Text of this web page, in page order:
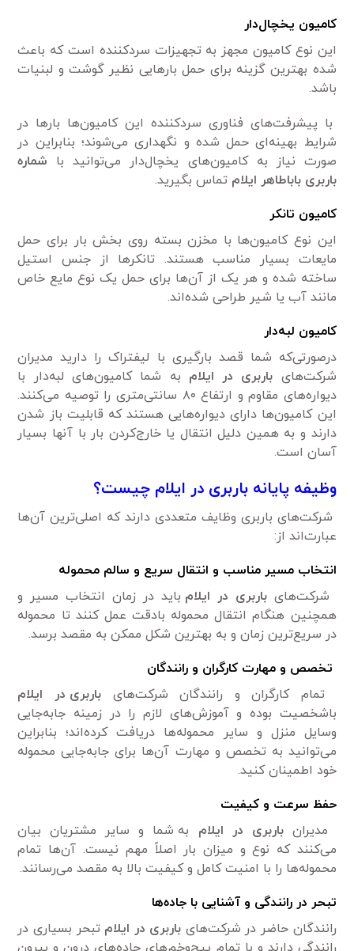
کامیون یخچال‌دار
این نوع کامیون مجهز به تجهیزات سردکننده است که باعث
شده‌ بهترین گزینه برای حمل بارهایی نظیر گوشت و لبنیات
باشد.
با پیشرفت‌های فناوری سردکننده این کامیون‌ها بارها در
شرایط بهینه‌ای حمل شده و نگهداری می‌شوند؛ بنابراین در
صورت نیاز به کامیون‌های یخچال‌دار می‌توانید با شماره
باربری باباطاهر ایلام تماس بگیرید.
کامیون تانکر
این نوع کامیون‌ها با مخزن بسته روی بخش بار برای حمل
مایعات بسیار مناسب هستند. تانکر‌ها از جنس استیل
ساخته شده‌ و هر یک از آن‌ها برای حمل یک نوع مایع خاص
مانند آب یا شیر طراحی شده‌اند.
کامیون لبه‌دار
درصورتی‌که شما قصد بارگیری با لیفتراک را دارید مدیران
شرکت‌های باربری در ایلام به شما کامیون‌های لبه‌دار با
دیواره‌های مقاوم و ارتفاع ۸۰ سانتی‌متری را توصیه می‌کنند.
این کامیون‌ها دارای دیواره‌هایی هستند که قابلیت باز شدن
دارند و به همین دلیل انتقال یا خارج‌کردن بار با آنها بسیار
آسان است.
وظیفه پایانه باربری در ایلام چیست؟
شرکت‌های باربری وظایف متعددی دارند که اصلی‌ترین آن‌ها
عبارت‌اند از:
انتخاب مسیر مناسب و انتقال سریع و سالم محموله
شرکت‌هایباربری در ایلام باید در زمان انتخاب مسیر و
همچنین هنگام انتقال محموله بادقت عمل کنند تا محموله
در سریع‌ترین زمان و به بهترین شکل ممکن به مقصد برسد.
تخصص و مهارت کارگران و رانندگان
تمام کارگران و رانندگان شرکت‌های باربری در ایلام
باشخصیت بوده و آموزش‌های لازم را در زمینه جابه‌جایی
وسایل منزل و سایر محموله‌ها دریافت کرده‌اند؛ بنابراین
می‌توانید به تخصص و مهارت آن‌ها برای جابه‌جایی محموله
خود اطمینان کنید.
حفظ سرعت و کیفیت
مدیرانباربری در ایلام به شما و سایر مشتریان بیان
می‌کنند که نوع و میزان بار اصلاً مهم نیست. آن‌ها تمام
محموله‌ها را با امنیت کامل و کیفیت بالا به مقصد می‌رسانند.
تبحر در رانندگی و آشنایی با جادهها
رانندگان حاضر در شرکت‌های باربری در ایلام تبحر بسیاری در
رانندگی دارند و با تمام پیچ‌وخم‌های جاده‌های درون و بیرون